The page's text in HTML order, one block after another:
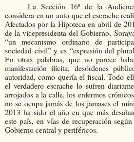
La Sección 16ª de la
considera en un auto que el escrache
Afectados por la Hipoteca en abril de
de la vicepresidenta del Gobierno,
“un mecanismo ordinario de
sociedad civil” y es “expresión del
En otras palabras, que no parece
manifestación ilícita, desórdenes
autoridad, como quería el fiscal. Todo
el verdadero escrache lo sufren
arrojados a la calle, los enfermos
no se ocupa jamás de los jamases el
2013 ha sido el año en que más
este país, en vías de recuperación
Gobierno central y periféricos.